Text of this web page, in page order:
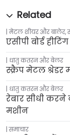
मेटल शीयर और बालेर,
एसीपी बोर्ड
धातु कतरन और बेलर
स्क्रैप मेटल श्रेडर
धातु कतरन और बेलर
रेबार सीधी करने
मशीन
समाचार